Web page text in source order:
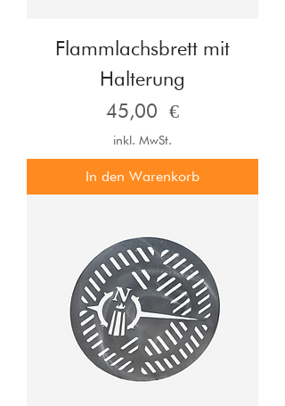
Flammlachsbrett mit
Halterung
Preis
45,00 €
inkl. MwSt.
In den Warenkorb